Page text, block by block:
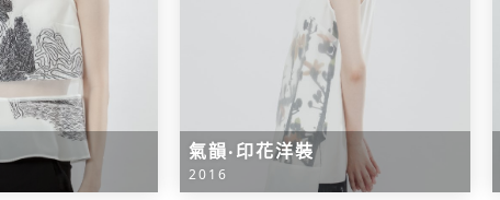
氣韻‧印花洋裝
2016